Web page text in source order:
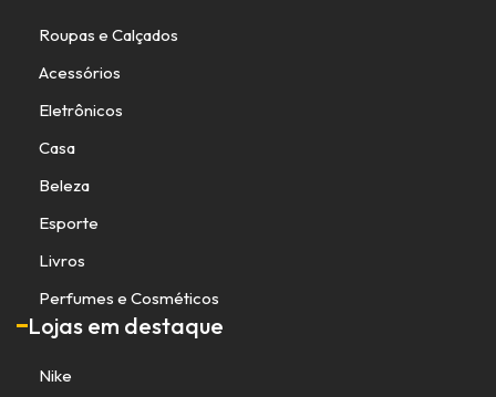
Roupas e Calçados
Acessórios
Eletrônicos
Casa
Beleza
Esporte
Livros
Perfumes e Cosméticos
Lojas em destaque
Nike